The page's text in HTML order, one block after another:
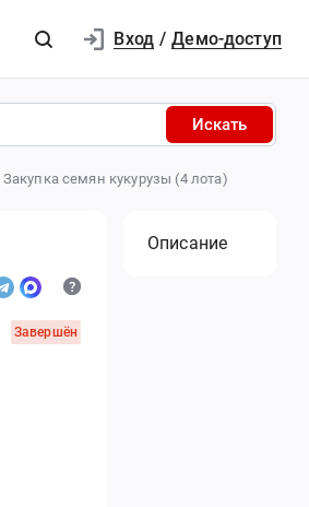
Вход / Демо-доступ
Искать
Тендер на закупку сложных и минеральных удобрений, Закупка дизельного топлива, Закупка бензина А-80, Закупка семян кукурузы (4 лота)
Завершён
Описание